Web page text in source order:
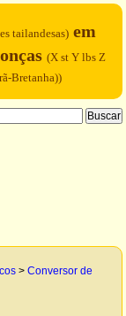
tailandesas) em
(X st Y lbs Z
Bretanha))
> Conversor de